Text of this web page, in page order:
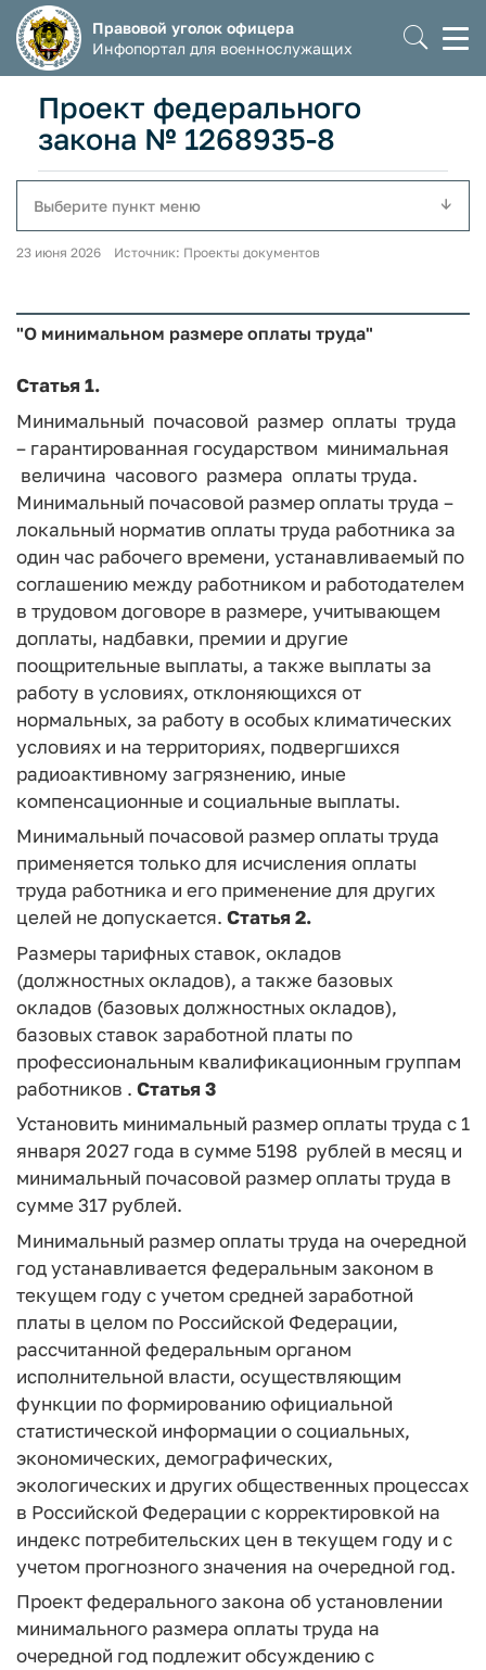
Правовой уголок офицера
Инфопортал для военнослужащих
Проект федерального
закона № 1268935-8
Выберите пункт меню
23 июня 2026 Источник: Проекты документов
"О минимальном размере оплаты труда"
Статья 1.
Минимальный почасовой размер оплаты труда
– гарантированная государством минимальная
величина часового размера оплаты труда.
Минимальный почасовой размер оплаты труда –
локальный норматив оплаты труда работника за
один час рабочего времени, устанавливаемый по
соглашению между работником и работодателем
в трудовом договоре в размере, учитывающем
доплаты, надбавки, премии и другие
поощрительные выплаты, а также выплаты за
работу в условиях, отклоняющихся от
нормальных, за работу в особых климатических
условиях и на территориях, подвергшихся
радиоактивному загрязнению, иные
компенсационные и социальные выплаты.
Минимальный почасовой размер оплаты труда
применяется только для исчисления оплаты
труда работника и его применение для других
целей не допускается. Статья 2.
Размеры тарифных ставок, окладов
(должностных окладов), а также базовых
окладов (базовых должностных окладов),
базовых ставок заработной платы по
профессиональным квалификационным группам
работников . Статья 3
Установить минимальный размер оплаты труда с 1
января 2027 года в сумме 5198 рублей в месяц и
минимальный почасовой размер оплаты труда в
сумме 317 рублей.
Минимальный размер оплаты труда на очередной
год устанавливается федеральным законом в
текущем году с учетом средней заработной
платы в целом по Российской Федерации,
рассчитанной федеральным органом
исполнительной власти, осуществляющим
функции по формированию официальной
статистической информации о социальных,
экономических, демографических,
экологических и других общественных процессах
в Российской Федерации с корректировкой на
индекс потребительских цен в текущем году и с
учетом прогнозного значения на очередной год.
Проект федерального закона об установлении
минимального размера оплаты труда на
очередной год подлежит обсуждению с